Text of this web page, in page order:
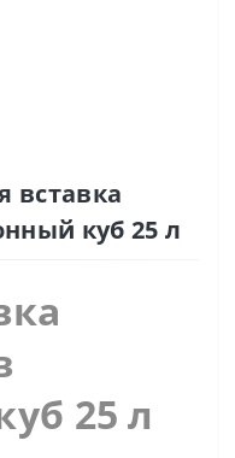
вставка
куб 25 л
25 л